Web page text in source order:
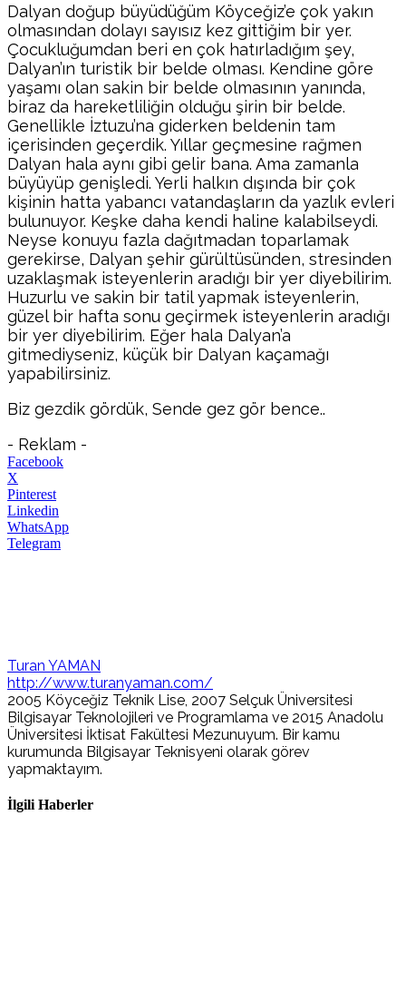
Dalyan doğup büyüdüğüm Köyceğiz’e çok yakın
olmasından dolayı sayısız kez gittiğim bir yer.
Çocukluğumdan beri en çok hatırladığım şey,
Dalyan’ın turistik bir belde olması. Kendine göre
yaşamı olan sakin bir belde olmasının yanında,
biraz da hareketliliğin olduğu şirin bir belde.
Genellikle İztuzu’na giderken beldenin tam
içerisinden geçerdik. Yıllar geçmesine rağmen
Dalyan hala aynı gibi gelir bana. Ama zamanla
büyüyüp genişledi. Yerli halkın dışında bir çok
kişinin hatta yabancı vatandaşların da yazlık evleri
bulunuyor. Keşke daha kendi haline kalabilseydi.
Neyse konuyu fazla dağıtmadan toparlamak
gerekirse, Dalyan şehir gürültüsünden, stresinden
uzaklaşmak isteyenlerin aradığı bir yer diyebilirim.
Huzurlu ve sakin bir tatil yapmak isteyenlerin,
güzel bir hafta sonu geçirmek isteyenlerin aradığı
bir yer diyebilirim. Eğer hala Dalyan’a
gitmediyseniz, küçük bir Dalyan kaçamağı
yapabilirsiniz.
Biz gezdik gördük, Sende gez gör bence..
- Reklam -
Facebook
X
Pinterest
Linkedin
WhatsApp
Telegram
Turan YAMAN
http://www.turanyaman.com/
2005 Köyceğiz Teknik Lise, 2007 Selçuk Üniversitesi
Bilgisayar Teknolojileri ve Programlama ve 2015 Anadolu
Üniversitesi İktisat Fakültesi Mezunuyum. Bir kamu
kurumunda Bilgisayar Teknisyeni olarak görev
yapmaktayım.
İlgili Haberler